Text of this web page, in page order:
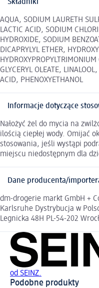
Składniki
AQUA, SODIUM LAURETH
LACTIC ACID, SODIUM
HYDROXIDE, SODIUM
DICAPRYLYL ETHER,
GLYCERYL OLEATE,
ACID, PHENOXYETHANOL
Informacje dotyczące
Nałożyć żel do mycia na
ilością ciepłej wody. Omijać
stosowania, jeśli wystąpi
miejscu niedostępnym dla
Dane producenta/
dm-drogerie markt GmbH +
Karlsruhe Dystrybucja w
Legnicka 48H PL-54-202
od SEINZ.
Podobne produkty